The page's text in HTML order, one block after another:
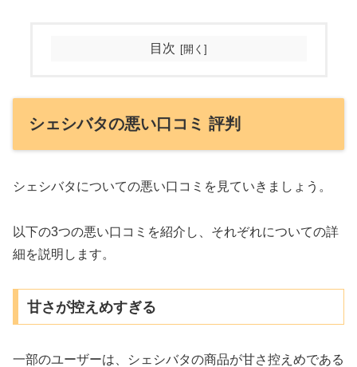
目次
シェシバタの悪い口コミ 評判
シェシバタについての悪い口コミを見ていきましょう。
以下の3つの悪い口コミを紹介し、それぞれについての詳
細を説明します。
甘さが控えめすぎる
一部のユーザーは、シェシバタの商品が甘さ控えめである